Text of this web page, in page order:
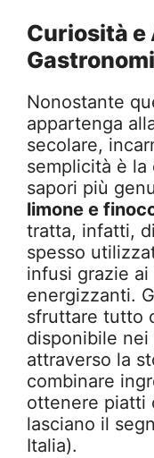
Curiosità e
Nonostante
appartenga
secolare,
semplicità è
sapori più
limone e
tratta, infatti,
spesso
infusi grazie
energizzanti.
sfruttare tutto
disponibile nei
attraverso la
combinare
ottenere piatti
lasciano il
Italia).